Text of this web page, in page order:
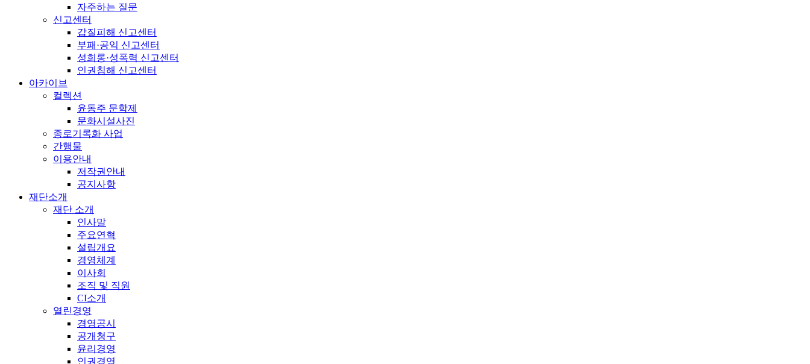
자주하는 질문
신고센터
갑질피해 신고센터
부패·공익 신고센터
성희롱·성폭력 신고센터
인권침해 신고센터
아카이브
컬렉션
윤동주 문학제
문화시설사진
종로기록화 사업
간행물
이용안내
저작권안내
공지사항
재단소개
재단 소개
인사말
주요연혁
설립개요
경영체계
이사회
조직 및 직원
CI소개
열린경영
경영공시
공개청구
윤리경영
인권경영